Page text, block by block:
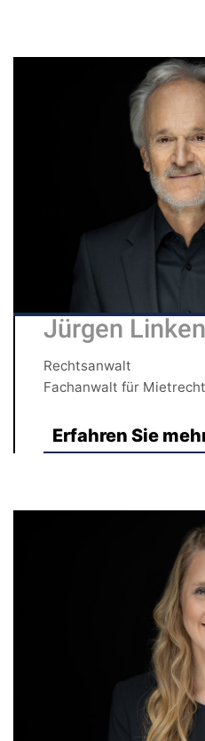
Jürgen
Rechtsanwalt
Fachanwalt für
Erfahren Sie